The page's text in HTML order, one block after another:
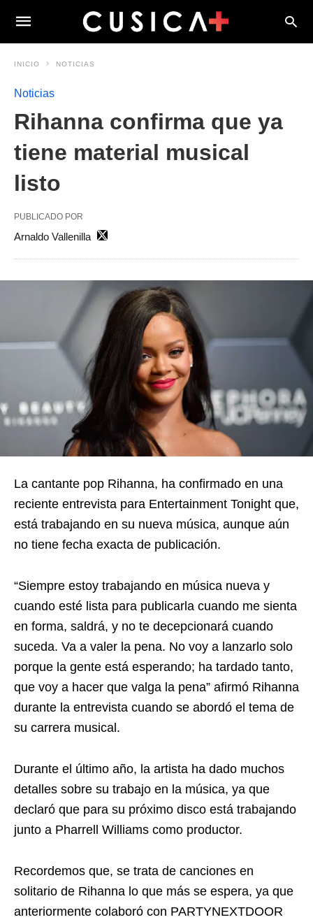
INICIO NOTICIAS
Noticias
Rihanna confirma que ya
tiene material musical
listo
PUBLICADO POR
Arnaldo Vallenilla
La cantante pop Rihanna, ha confirmado en una
reciente entrevista para Entertainment Tonight que,
está trabajando en su nueva música, aunque aún
no tiene fecha exacta de publicación.
“Siempre estoy trabajando en música nueva y
cuando esté lista para publicarla cuando me sienta
en forma, saldrá, y no te decepcionará cuando
suceda. Va a valer la pena. No voy a lanzarlo solo
porque la gente está esperando; ha tardado tanto,
que voy a hacer que valga la pena” afirmó Rihanna
durante la entrevista cuando se abordó el tema de
su carrera musical.
Durante el último año, la artista ha dado muchos
detalles sobre su trabajo en la música, ya que
declaró que para su próximo disco está trabajando
junto a Pharrell Williams como productor.
Recordemos que, se trata de canciones en
solitario de Rihanna lo que más se espera, ya que
anteriormente colaboró con PARTYNEXTDOOR